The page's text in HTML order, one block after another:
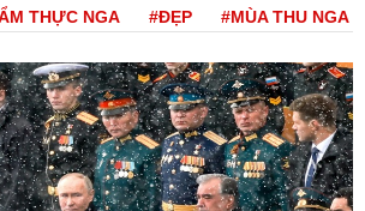
THỰC NGA #ĐẸP #MÙA THU NGA